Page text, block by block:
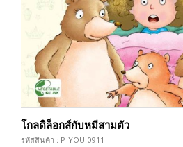
โกลดิล็อกส์กับหมีสามตัว
รหัสสินค้า : P-YOU-0911